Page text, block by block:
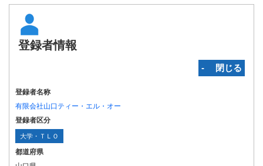
登録者情報
‐ 閉じる
登録者名称
有限会社山口ティー・エル・オー
登録者区分
大学・ＴＬＯ
都道府県